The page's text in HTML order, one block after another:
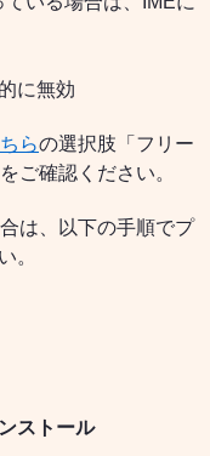
に無効
らの選択肢「フリー
ご確認ください。
は、以下の手順でプ
。
ストール